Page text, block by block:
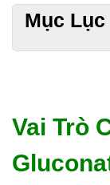
Chất phụ gia xúc xích
Chất phụ gia nước
Tẩy rửa công nghiệp
Tẩy rửa sinh hoạt
Tẩy cáu cặn đường
Mục Lục
Vai Trò